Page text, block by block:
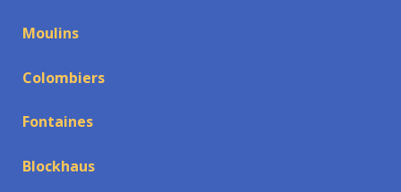
Moulins
Colombiers
Fontaines
Blockhaus